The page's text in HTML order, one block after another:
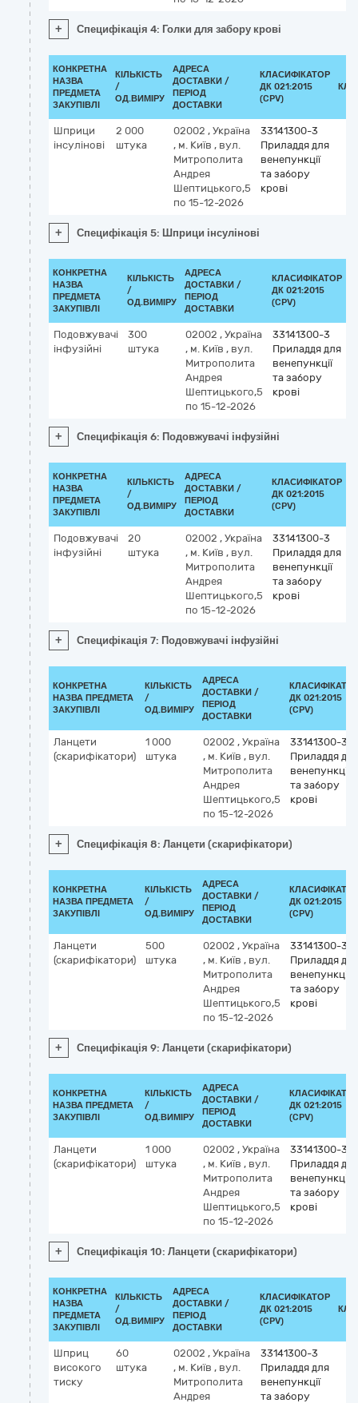
+ Специфікація 4: Голки для забору крові
КОНКРЕТНА
НАЗВА
ПРЕДМЕТА
ЗАКУПІВЛІ
КІЛЬКІСТЬ
/
ОД.ВИМІРУ
АДРЕСА
ДОСТАВКИ /
ПЕРІОД
ДОСТАВКИ
КЛАСИФІКАТОР
ДК 021:2015
(CPV)
Шприци
інсулінові
2 000
штука
02002 , Україна
, м. Київ , вул.
Митрополита
Андрея
Шептицького,5
по 15-12-2026
33141300-3
Приладдя для
венепункції
та забору
крові
+ Специфікація 5: Шприци інсулінові
КОНКРЕТНА
НАЗВА
ПРЕДМЕТА
ЗАКУПІВЛІ
КІЛЬКІСТЬ
/
ОД.ВИМІРУ
АДРЕСА
ДОСТАВКИ /
ПЕРІОД
ДОСТАВКИ
КЛАСИФІКАТОР
ДК 021:2015
(CPV)
Подовжувачі
інфузійні
300
штука
02002 , Україна
, м. Київ , вул.
Митрополита
Андрея
Шептицького,5
по 15-12-2026
33141300-3
Приладдя для
венепункції
та забору
крові
+ Специфікація 6: Подовжувачі інфузійні
КОНКРЕТНА
НАЗВА
ПРЕДМЕТА
ЗАКУПІВЛІ
КІЛЬКІСТЬ
/
ОД.ВИМІРУ
АДРЕСА
ДОСТАВКИ /
ПЕРІОД
ДОСТАВКИ
КЛАСИФІКАТОР
ДК 021:2015
(CPV)
Подовжувачі
інфузійні
20
штука
02002 , Україна
, м. Київ , вул.
Митрополита
Андрея
Шептицького,5
по 15-12-2026
33141300-3
Приладдя для
венепункції
та забору
крові
+ Специфікація 7: Подовжувачі інфузійні
КОНКРЕТНА
НАЗВА ПРЕДМЕТА
ЗАКУПІВЛІ
КІЛЬКІСТЬ
/
ОД.ВИМІРУ
АДРЕСА
ДОСТАВКИ /
ПЕРІОД
ДОСТАВКИ
ДК 021:2015
(CPV)
Ланцети
(скарифікатори)
1 000
штука
02002 , Україна
, м. Київ , вул.
Митрополита
Андрея
Шептицького,5
по 15-12-2026
33141300-3
Приладдя для
венепункції
та забору
крові
+ Специфікація 8: Ланцети (скарифікатори)
КОНКРЕТНА
НАЗВА ПРЕДМЕТА
ЗАКУПІВЛІ
КІЛЬКІСТЬ
/
ОД.ВИМІРУ
АДРЕСА
ДОСТАВКИ /
ПЕРІОД
ДОСТАВКИ
ДК 021:2015
(CPV)
Ланцети
(скарифікатори)
500
штука
02002 , Україна
, м. Київ , вул.
Митрополита
Андрея
Шептицького,5
по 15-12-2026
33141300-3
Приладдя для
венепункції
та забору
крові
+ Специфікація 9: Ланцети (скарифікатори)
КОНКРЕТНА
НАЗВА ПРЕДМЕТА
ЗАКУПІВЛІ
КІЛЬКІСТЬ
/
ОД.ВИМІРУ
АДРЕСА
ДОСТАВКИ /
ПЕРІОД
ДОСТАВКИ
ДК 021:2015
(CPV)
Ланцети
(скарифікатори)
1 000
штука
02002 , Україна
, м. Київ , вул.
Митрополита
Андрея
Шептицького,5
по 15-12-2026
33141300-3
Приладдя для
венепункції
та забору
крові
+ Специфікація 10: Ланцети (скарифікатори)
КОНКРЕТНА
НАЗВА
ПРЕДМЕТА
ЗАКУПІВЛІ
КІЛЬКІСТЬ
/
ОД.ВИМІРУ
АДРЕСА
ДОСТАВКИ /
ПЕРІОД
ДОСТАВКИ
КЛАСИФІКАТОР
ДК 021:2015
(CPV)
Шприц
високого
тиску
60
штука
02002 , Україна
, м. Київ , вул.
Митрополита
Андрея
33141300-3
Приладдя для
венепункції
та забору